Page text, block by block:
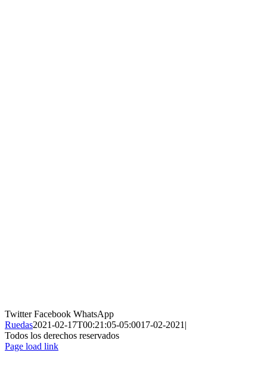
TwitterFacebook WhatsApp
Ruedas2021-02-17T00:21:05-05:0017-02-2021|
Todos los derechos reservados
Page load link